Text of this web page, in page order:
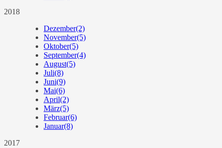
2018
Dezember(2)
November(5)
Oktober(5)
September(4)
August(5)
Juli(8)
Juni(9)
Mai(6)
April(2)
März(5)
Februar(6)
Januar(8)
2017